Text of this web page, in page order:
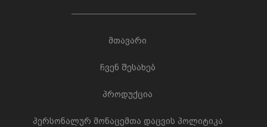
მთავარი
ჩვენ შესახებ
პროდუქცია
პერსონალურ მონაცემთა დაცვის პოლიტიკა